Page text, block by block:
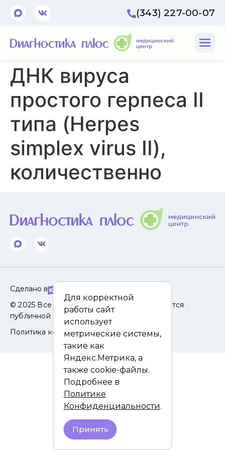
(343) 227-00-07
ДНК вируса
простого герпеса II
типа (Herpes
simplex virus II),
количественно
Сделано в
© 2025 Все права защищены. Сайт не является
публичной офертой.
Политика конфиденциальности
Для корректной
работы сайт
использует
метрические системы,
такие как
Яндекс.Метрика, а
также cookie-файлы.
Подробнее в
Политике
Конфиденциальности.
Принять